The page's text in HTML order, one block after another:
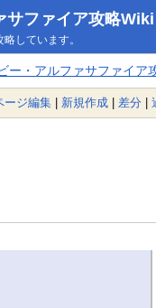
サファイア攻略Wiki
しています。
ー・アルファサファイア
ージ編集 | 新規作成 | 差分 |